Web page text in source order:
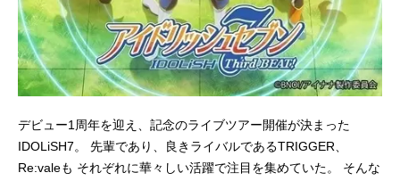
デビュー1周年を迎え、記念のライブツアー開催が決まった
IDOLiSH7。 先輩であり、良きライバルであるTRIGGER、
Re:valeも それぞれに華々しい活躍で注目を集めていた。 そんな